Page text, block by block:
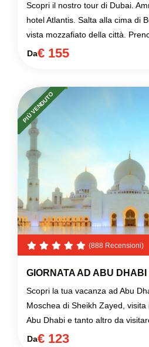
Scopri il nostro tour di Dubai.
hotel Atlantis. Salta alla cima di
vista mozzafiato della città.
Da€ 155
PIÙ VENDUTO
(888 Recensioni)
GIORNATA AD ABU DHABI
Scopri la tua vacanza ad Abu
Moschea di Sheikh Zayed,
Abu Dhabi e tanto altro da
Da€ 123